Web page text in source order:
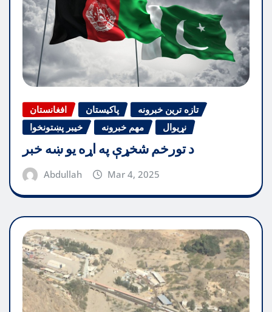
افغانستان پاکیستان
تازه ترین خبرونه
خیبر پښتونخوا
مهم خبرونه نړیوال
د تورخم شخړې په اړه یو ښه خبر
Abdullah Mar 4, 2025